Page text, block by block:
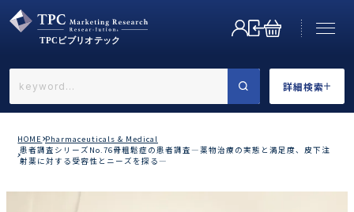
詳細検索
←戻る
HOME Pharmaceuticals & Medical
患者調査シリーズNo.76骨粗鬆症の患者調査―薬物治療の実態と満足度、皮下注
射薬に対する受容性とニーズを探る―